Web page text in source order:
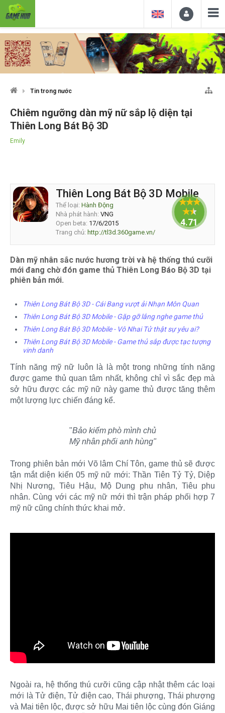
Tin trong nước
Chiêm ngưỡng dàn mỹ nữ sắp lộ diện tại
Thiên Long Bát Bộ 3D
Emily
Thiên Long Bát Bộ 3D Mobile
Thể loại: Hành Động
Nhà phát hành: VNG
Open beta: 17/6/2015
Trang chủ: http://tl3d.360game.vn/
4.71429
Dàn mỹ nhân sắc nước hương trời và hệ thống thú cưỡi
mới đang chờ đón game thủ Thiên Long Báo Bộ 3D tại
phiên bản mới.
Thiên Long Bát Bộ 3D - Cái Bang vượt ải Nhạn Môn Quan
Thiên Long Bát Bộ 3D Mobile - Gặp gỡ lắng nghe game thủ
Thiên Long Bát Bộ 3D Mobile - Vô Nhai Tử thật sự yêu ai?
Thiên Long Bát Bộ 3D Mobile - Game thủ sắp được tạc tượng
vinh danh
Tính năng mỹ nữ luôn là là một trong những tính năng
được game thủ quan tâm nhất, không chỉ vì sắc đẹp mà
sở hữu được các mỹ nữ này game thủ được tăng thêm
một lượng lực chiến đáng kể.
"Bảo kiếm phò mình chủ
Mỹ nhân phối anh hùng"
Trong phiên bản mới Võ lâm Chí Tôn, game thủ sẽ được
tận mắt diện kiến 05 mỹ nữ mới: Thần Tiên Tỷ Tỷ, Diệp
Nhị Nương, Tiêu Hậu, Mộ Dung phu nhân, Tiêu phu
nhân. Cùng với các mỹ nữ mới thì trận pháp phối hợp 7
mỹ nữ cũng chính thức khai mở.
Ngoài ra, hệ thống thú cưỡi cũng cập nhật thêm các loại
mới là Tử điện, Tử điện cao, Thái phượng, Thái phượng
và Mai tiên lộc, được sở hữu Mai tiên lộc cùng đón Giáng